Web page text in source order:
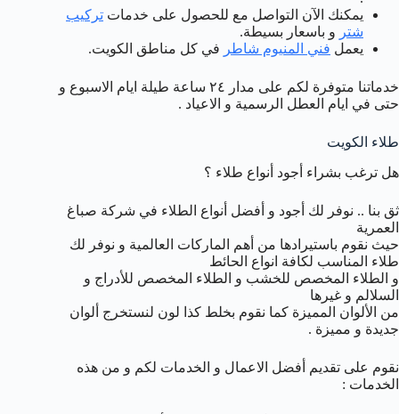
يمكنك الآن التواصل مع للحصول على خدمات تركيب
شتر و باسعار بسيطة.
يعمل فني المنيوم شاطر في كل مناطق الكويت.
خدماتنا متوفرة لكم على مدار ٢٤ ساعة طيلة ايام الاسبوع و
حتى في ايام العطل الرسمية و الاعياد .
طلاء الكويت
هل ترغب بشراء أجود أنواع طلاء ؟
ثق بنا .. نوفر لك أجود و أفضل أنواع الطلاء في شركة صباغ
العمرية
حيث نقوم باستيرادها من أهم الماركات العالمية و نوفر لك
طلاء المناسب لكافة انواع الحائط
و الطلاء المخصص للخشب و الطلاء المخصص للأدراج و
السلالم و غيرها
من الألوان المميزة كما نقوم بخلط كذا لون لنستخرج ألوان
جديدة و مميزة .
نقوم على تقديم أفضل الاعمال و الخدمات لكم و من هذه
الخدمات :